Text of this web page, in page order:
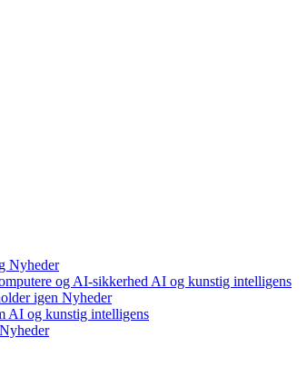
Nyheder
og AI-sikkerhed AI og kunstig intelligens
igen Nyheder
AI og kunstig intelligens
Nyheder